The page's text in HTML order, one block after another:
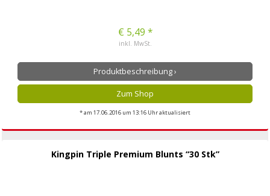
€ 5,49 *
inkl. MwSt.
Produktbeschreibung ›
Zum Shop
* am 17.06.2016 um 13:16 Uhr aktualisiert
Kingpin Triple Premium Blunts “30 Stk”